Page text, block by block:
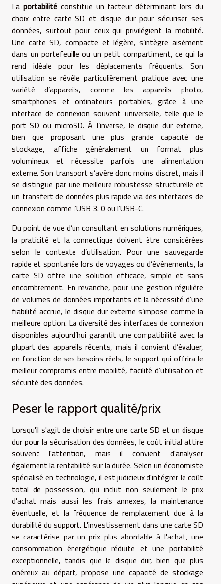
La portabilitéconstitue un facteur déterminant lors du
choix entre carte SD et disque dur pour sécuriser ses
données, surtout pour ceux qui privilégient la mobilité.
Une carte SD, compacte et légère, s’intègre aisément
dans un portefeuille ou un petit compartiment, ce qui la
rend idéale pour les déplacements fréquents. Son
utilisation se révèle particulièrement pratique avec une
variété d’appareils, comme les appareils photo,
smartphones et ordinateurs portables, grâce à une
interface de connexion souvent universelle, telle que le
port SD ou microSD. À l’inverse, le disque dur externe,
bien que proposant une plus grande capacité de
stockage, affiche généralement un format plus
volumineux et nécessite parfois une alimentation
externe. Son transport s’avère donc moins discret, mais il
se distingue par une meilleure robustesse structurelle et
un transfert de données plus rapide via des interfaces de
connexion comme l’USB 3. 0 ou l’USB-C.
Du point de vue d’un consultant en solutions numériques,
la praticité et la connectique doivent être considérées
selon le contexte d’utilisation. Pour une sauvegarde
rapide et spontanée lors de voyages ou d’événements, la
carte SD offre une solution efficace, simple et sans
encombrement. En revanche, pour une gestion régulière
de volumes de données importants et la nécessité d’une
fiabilité accrue, le disque dur externe s’impose comme la
meilleure option. La diversité des interfaces de connexion
disponibles aujourd’hui garantit une compatibilité avec la
plupart des appareils récents, mais il convient d’évaluer,
en fonction de ses besoins réels, le support qui offrira le
meilleur compromis entre mobilité, facilité d’utilisation et
sécurité des données.
Peser le rapport qualité/prix
Lorsqu'il s'agit de choisir entre une carte SD et un disque
dur pour la sécurisation des données, le coût initial attire
souvent l'attention, mais il convient d'analyser
également la rentabilité sur la durée. Selon un économiste
spécialisé en technologie, il est judicieux d'intégrer le coût
total de possession, qui inclut non seulement le prix
d'achat mais aussi les frais annexes, la maintenance
éventuelle, et la fréquence de remplacement due à la
durabilité du support. L'investissement dans une carte SD
se caractérise par un prix plus abordable à l'achat, une
consommation énergétique réduite et une portabilité
exceptionnelle, tandis que le disque dur, bien que plus
onéreux au départ, propose une capacité de stockage